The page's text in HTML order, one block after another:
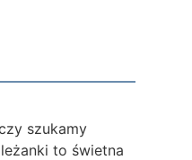
szukamy
to świetna